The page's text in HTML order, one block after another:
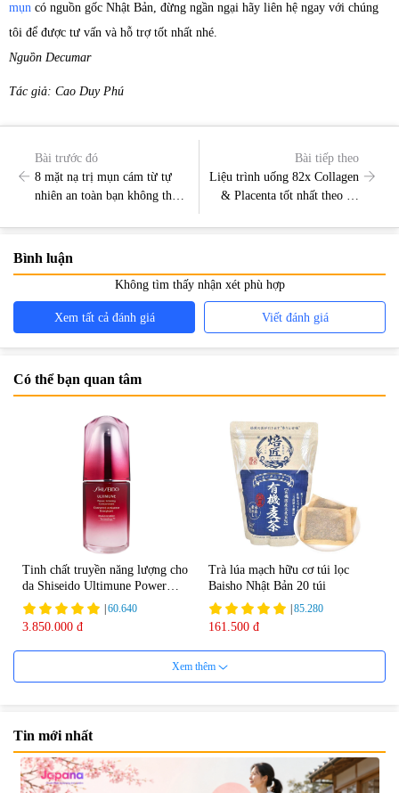
mụn có nguồn gốc Nhật Bản, đừng ngần ngại hãy liên hệ ngay với chúng
tôi để được tư vấn và hỗ trợ tốt nhất nhé.
Nguồn Decumar
Tác giả: Cao Duy Phú
Bài trước đó
8 mặt nạ trị mụn cám từ tự
nhiên an toàn bạn không thể
Bài tiếp theo
Liệu trình uống 82x Collagen
& Placenta tốt nhất theo độ
Bình luận
Không tìm thấy nhận xét phù hợp
Xem tất cả đánh giá Viết đánh giá
Có thể bạn quan tâm
Tinh chất truyền năng lượng cho
da Shiseido Ultimune Power
75ml
60.640
3.850.000 đ
Trà lúa mạch hữu cơ túi lọc
Baisho Nhật Bản 20 túi
85.280
161.500 đ
Xem thêm
Tin mới nhất